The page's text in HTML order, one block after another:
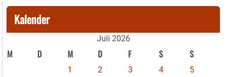
Kalender
Juli 2026
M D M D F S S
1 2 3 4
5